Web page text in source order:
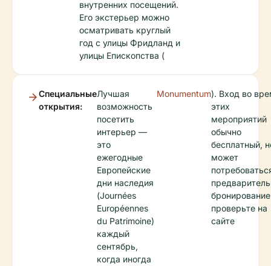
внутренних посещений.
Его экстерьер можно
осматривать круглый
год с улицы Фридланд и
улицы Епископства (
Специальные
открытия:
Лучшая
возможность
посетить
интерьер —
это
ежегодные
Европейские
дни наследия
(Journées
Européennes
du Patrimoine)
каждый
сентябрь,
когда иногда
Monumentum). Вход во
этих
мероприятий
обычно
бесплатный,
может
проверьте на
сайте